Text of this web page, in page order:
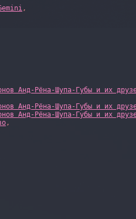
,
Анд-Рёна-Шупа-Губы и их
Анд-Рёна-Шупа-Губы и их
Анд-Рёна-Шупа-Губы и их
,